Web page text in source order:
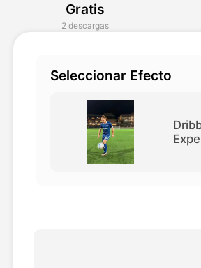
Foto AI
Gratis
2 descargas
Seleccionar Efecto